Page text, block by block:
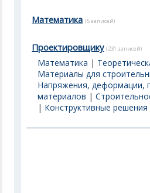
Математика (5 записей)
Проектировщику (231 записей)
Математика |
Материалы для
Напряжения, деформации,
материалов |
| Конструктивные решения